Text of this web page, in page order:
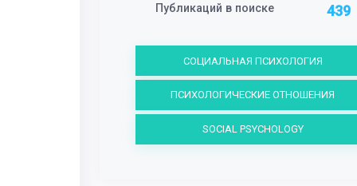
Публикаций в поиске 439
СОЦИАЛЬНАЯ ПСИХОЛОГИЯ
ПСИХОЛОГИЧЕСКИЕ ОТНОШЕНИЯ
SOCIAL PSYCHOLOGY